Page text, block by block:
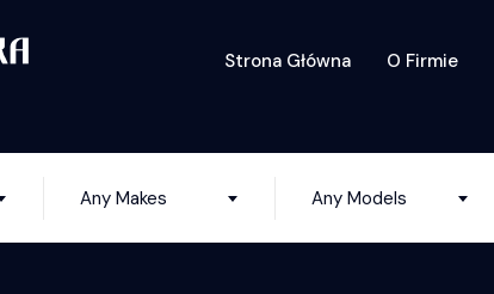
Strona Główna O Firmie
Any Makes Any Models